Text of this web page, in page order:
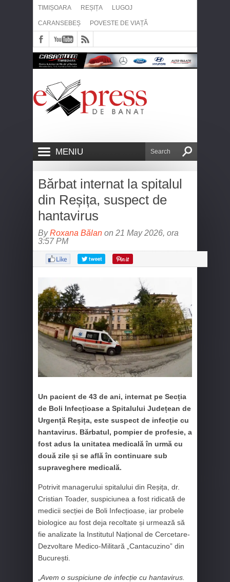
TIMIȘOARA REȘIȚA LUGOJ
CARANSEBEȘ POVESTE DE VIAȚĂ
MENIU
Bărbat internat la spitalul
din Reșița, suspect de
hantavirus
ByRoxana Bălan on 21 May 2026, ora
3:57 PM
Un pacient de 43 de ani, internat pe Secția
de Boli Infecțioase a Spitalului Județean de
Urgență Reșița, este suspect de infecție cu
hantavirus. Bărbatul, pompier de profesie, a
fost adus la unitatea medicală în urmă cu
două zile și se află în continuare sub
supraveghere medicală.
Potrivit managerului spitalului din Reșița, dr.
Cristian Toader, suspiciunea a fost ridicată de
medicii secției de Boli Infecțioase, iar probele
biologice au fost deja recoltate și urmează să
fie analizate la Institutul Național de Cercetare-
Dezvoltare Medico-Militară „Cantacuzino” din
București.
Avem o suspiciune de infecție cu hantavirus.